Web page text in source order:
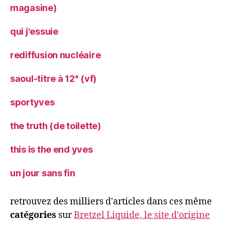
magasine)
qui j'essuie
rediffusion nucléaire
saoul-titre à 12° (vf)
sportyves
the truth (de toilette)
this is the end yves
un jour sans fin
retrouvez des milliers d'articles dans ces même
catégories surBretzel Liquide, le site d'origine